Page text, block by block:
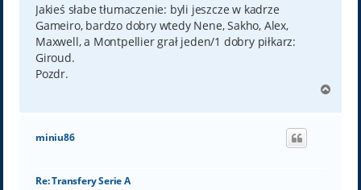
Jakieś słabe tłumaczenie: byli jeszcze w kadrze
Gameiro, bardzo dobry wtedy Nene, Sakho, Alex,
Maxwell, a Montpellier grał jeden/1 dobry piłkarz:
Giroud.
Pozdr.
g
miniu86
Re: Transfery Serie A